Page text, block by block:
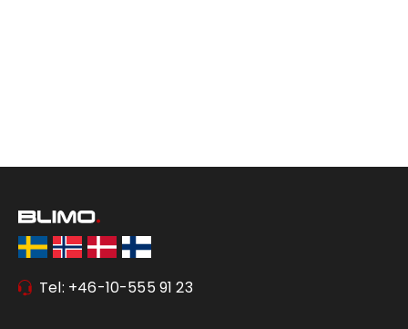
Tel: +46-10-555 91 23